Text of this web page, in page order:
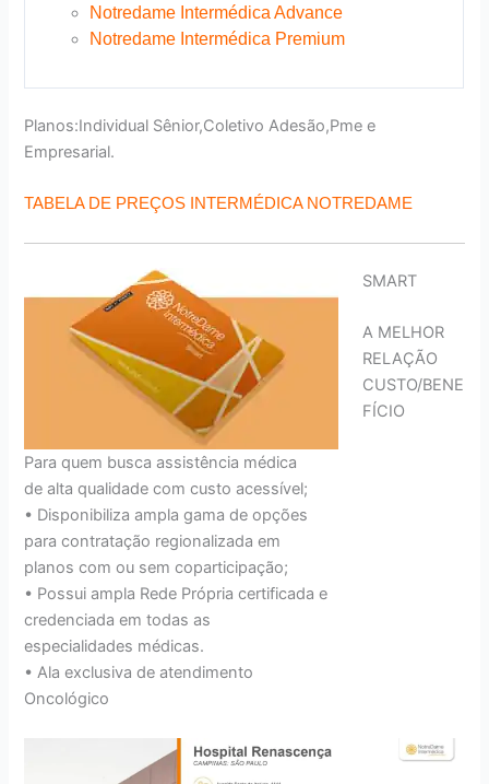
Notredame Intermédica Advance
Notredame Intermédica Premium
Planos:Individual Sênior,Coletivo Adesão,Pme e
Empresarial.
TABELA DE PREÇOS INTERMÉDICA NOTREDAME
SMART
A MELHOR
RELAÇÃO
CUSTO/BENE
FÍCIO
Para quem busca assistência médica
de alta qualidade com custo acessível;
• Disponibiliza ampla gama de opções
para contratação regionalizada em
planos com ou sem coparticipação;
• Possui ampla Rede Própria certificada e
credenciada em todas as
especialidades médicas.
• Ala exclusiva de atendimento
Oncológico